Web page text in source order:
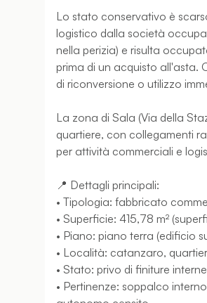
Lo stato conservativo è
logistico dalla società
nella perizia) e risulta
prima di un acquisto all'asta.
di riconversione o utilizzo
La zona di Sala (Via della
quartiere, con collegamenti
per attività commerciali e
📍 Dettagli principali:
• Tipologia: fabbricato
• Superficie: 415,78 m²
• Piano: piano terra (edificio
• Località: catanzaro,
• Stato: privo di finiture
• Pertinenze: soppalco